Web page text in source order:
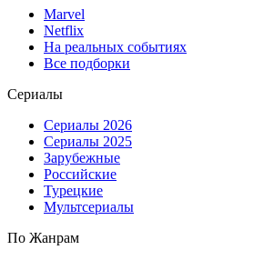
Marvel
Netflix
На реальных событиях
Все подборки
Сериалы
Сериалы 2026
Сериалы 2025
Зарубежные
Российские
Турецкие
Мультсериалы
По Жанрам